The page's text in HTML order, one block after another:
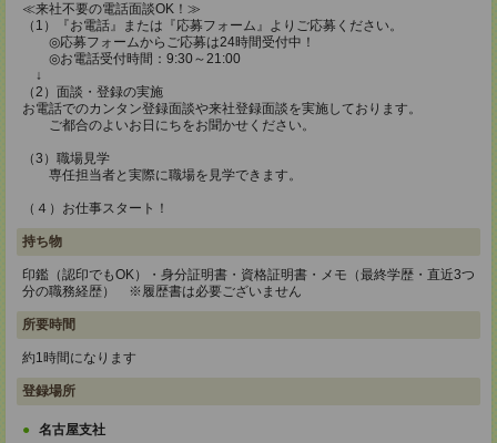
≪来社不要の電話面談OK！≫
（1）『お電話』または『応募フォーム』よりご応募ください。
◎応募フォームからご応募は24時間受付中！
◎お電話受付時間：9:30～21:00
↓
（2）面談・登録の実施
お電話でのカンタン登録面談や来社登録面談を実施しております。
ご都合のよいお日にちをお聞かせください。
（3）職場見学
専任担当者と実際に職場を見学できます。
（４）お仕事スタート！
持ち物
印鑑（認印でもOK）・身分証明書・資格証明書・メモ（最終学歴・直近3つ
分の職務経歴） ※履歴書は必要ございません
所要時間
約1時間になります
登録場所
名古屋支社